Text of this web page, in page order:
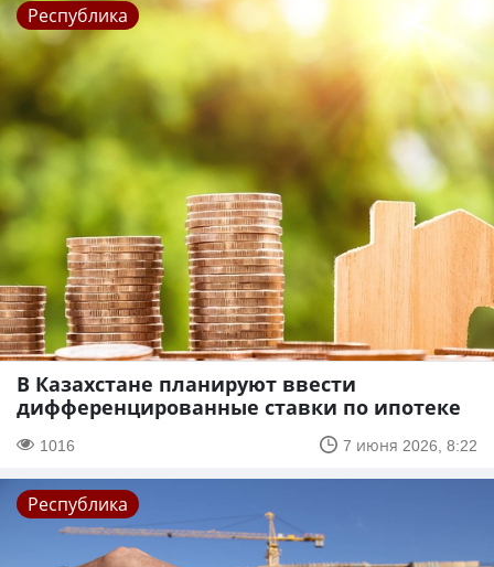
Республика
В Казахстане планируют ввести
дифференцированные ставки по ипотеке
1016 7 июня 2026, 8:22
Республика